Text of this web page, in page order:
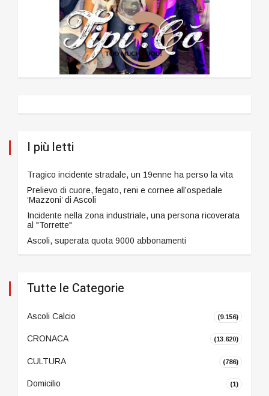
I più letti
Tragico incidente stradale, un 19enne ha perso la vita
Prelievo di cuore, fegato, reni e cornee all’ospedale
‘Mazzoni’ di Ascoli
Incidente nella zona industriale, una persona ricoverata
al "Torrette"
Ascoli, superata quota 9000 abbonamenti
Tutte le Categorie
Ascoli Calcio (9.156)
CRONACA (13.620)
CULTURA (786)
Domicilio (1)